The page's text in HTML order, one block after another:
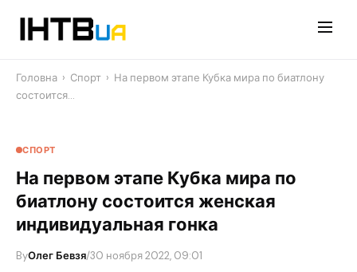
Головна › Спорт › На первом этапе Кубка мира по биатлону
состоится…
СПОРТ
На первом этапе Кубка мира по
биатлону состоится женская
индивидуальная гонка
ByОлег Бевзя/30 ноября 2022, 09:01